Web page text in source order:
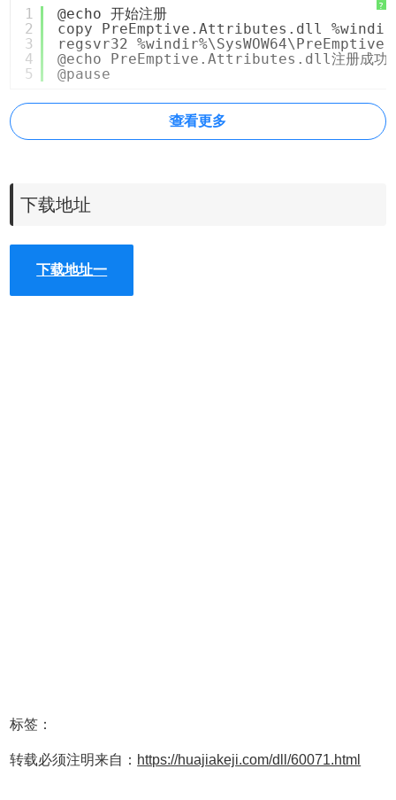
?
1
2
3
4
5
@echo 开始注册
copy PreEmptive.Attributes.dll
regsvr32
@echo PreEmptive.Attributes.dll注册成功
@pause
查看更多
下载地址
下载地址一
标签：
转载必须注明来自： https://huajiakeji.com/dll/60071.html